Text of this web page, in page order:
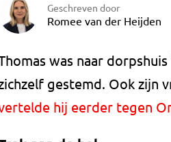
Geschreven door
Romee van der Heijden
was naar
gestemd. Ook zijn
hij eerder tegen